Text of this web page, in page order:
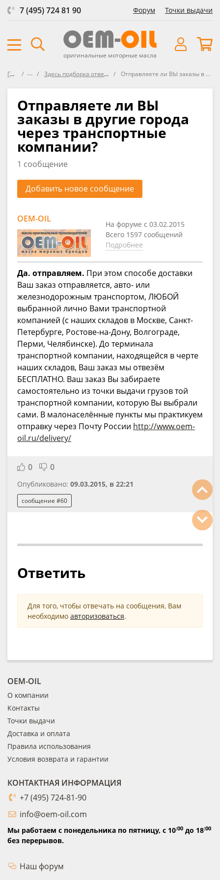
7 (495) 724 81 90 Форум Точки выдачи
оригинальные моторные масла
Главная ФорумЗдесь подборка ответов на часто задаваемые вопросы Отправляете ли ВЫ заказы в другие города через транспортные компании?
Отправляете ли ВЫ
заказы в другие города
через транспортные
компании?
1 сообщение
Добавить новое сообщение
OEM-OIL
На форуме с 03.02.2015
Всего 1597 сообщений
Подробнее
Да. отправляем. При этом способе доставки
Ваш заказ отправляется, авто- или
железнодорожным транспортом, ЛЮБОЙ
выбранной лично Вами транспортной
компанией (с наших складов в Москве, Санкт-
Петербурге, Ростове-на-Дону, Волгограде,
Перми, Челябинске). До терминала
транспортной компании, находящейся в черте
наших складов, Ваш заказ мы отвезём
БЕСПЛАТНО. Ваш заказ Вы забираете
самостоятельно из точки выдачи грузов той
транспортной компании, которую Вы выбрали
сами. В малонаселённые пункты мы практикуем
отправку через Почту России http://www.oem-
oil.ru/delivery/
0 0
Опубликовано: 09.03.2015, в 22:21
сообщение #60
Ответить
Для того, чтобы отвечать на сообщения, Вам
необходимо авторизоваться.
OEM-OIL
О компании
Контакты
Точки выдачи
Доставка и оплата
Правила использования
Условия возврата и гарантии
КОНТАКТНАЯ ИНФОРМАЦИЯ
+7 (495) 724-81-90
info@oem-oil.com
Мы работаем с понедельника по пятницу, с 10:00 до 18:00
без перерывов.
Наш форум